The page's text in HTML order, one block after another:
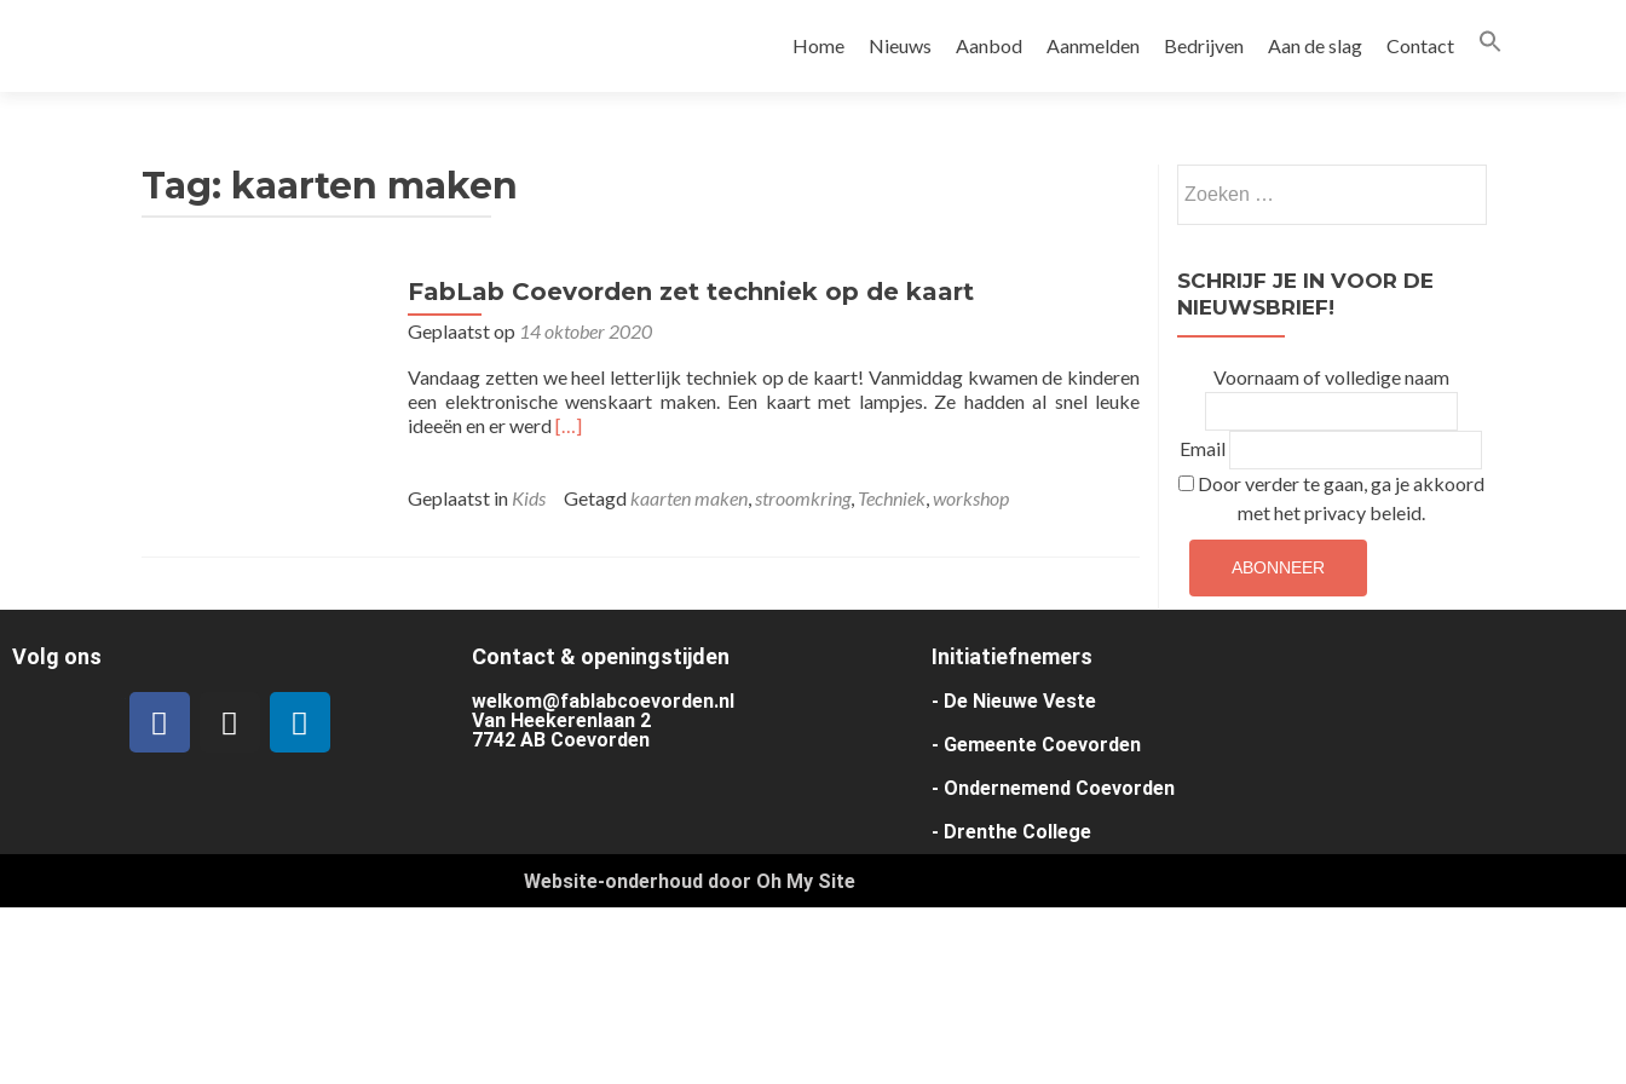
Home Nieuws Aanbod Aanmelden Bedrijven Aan de slag Contact
Tag: kaarten maken
FabLab Coevorden zet techniek op de kaart
Geplaatst op 14 oktober 2020
Vandaag zetten we heel letterlijk techniek op de kaart! Vanmiddag kwamen de kinderen
een elektronische wenskaart maken. Een kaart met lampjes. Ze hadden al snel leuke
ideeën en er werdLees
Coevorden
kaart
[…]
Geplaatst in Kids Getagd kaarten maken,stroomkring, Techniek,workshop
SCHRIJF JE IN VOOR DE
NIEUWSBRIEF!
Voornaam of volledige naam
Email
Door verder te gaan, ga je akkoord
met het privacy beleid.
Volg ons Contact & openingstijden
welkom@fablabcoevorden.nl
Van Heekerenlaan 2
7742 AB Coevorden
Initiatiefnemers
- De Nieuwe Veste
- Gemeente Coevorden
- Ondernemend Coevorden
- Drenthe College
Website-onderhoud door Oh My Site